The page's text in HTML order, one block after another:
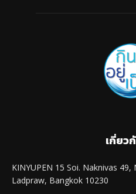
เกี่ยว
KINYUPEN 15 Soi. Naknivas
Ladpraw, Bangkok 10230